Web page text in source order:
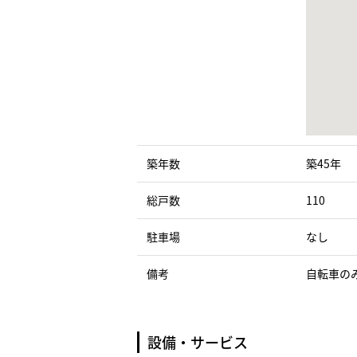
築年数 築45年
総戸数 110
駐車場 なし
備考 自転車の
設備・サービス